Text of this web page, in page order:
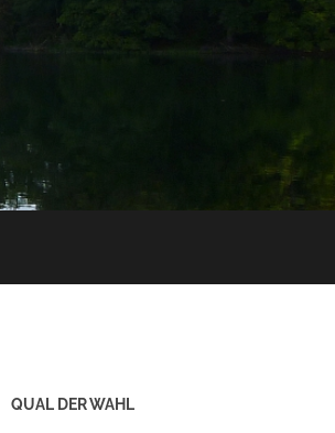
QUAL DER WAHL